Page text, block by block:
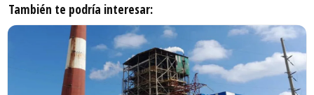
También te podría interesar: